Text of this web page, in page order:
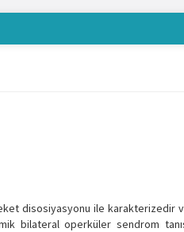
disosiyasyonu ile karakterizedir
bilateral operküler sendrom